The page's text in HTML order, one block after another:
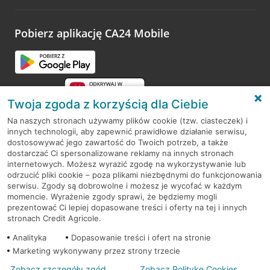
opinie.
Pobierz aplikację CA24 Mobile
RODO
Regulamin serwisu
Mapa serwisu
PolitykaCookies
Twoja zgoda z korzyścią dla Ciebie
Na naszych stronach używamy plików cookie (tzw. ciasteczek) i
innych technologii, aby zapewnić prawidłowe działanie serwisu,
dostosowywać jego zawartość do Twoich potrzeb, a także
dostarczać Ci spersonalizowane reklamy na innych stronach
internetowych. Możesz wyrazić zgodę na wykorzystywanie lub
odrzucić pliki cookie – poza plikami niezbędnymi do funkcjonowania
serwisu. Zgody są dobrowolne i możesz je wycofać w każdym
momencie. Wyrażenie zgody sprawi, że będziemy mogli
prezentować Ci lepiej dopasowane treści i oferty na tej i innych
stronach Credit Agricole.
Analityka
Dopasowanie treści i ofert na stronie
Marketing wykonywany przez strony trzecie